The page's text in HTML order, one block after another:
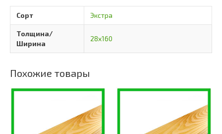
Сорт Экстра
Толщина/
Ширина
28х160
Похожие товары